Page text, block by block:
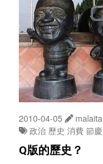
2010-04-05
malaita
政治 歷史 消費節慶
Q版的歷史？